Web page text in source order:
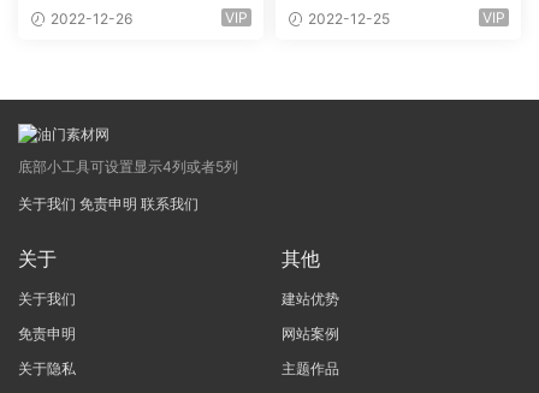
站eyoucms易优模板(pc+wa
2022-12-26 VIP
站eyoucms易优模板(pc+wa
2022-12-25 VIP
底部小工具可设置显示4列或者5列
关于我们 免责申明 联系我们
关于
关于我们
免责申明
关于隐私
其他
建站优势
网站案例
主题作品